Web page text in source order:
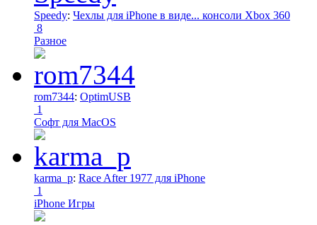
Speedy: Чехлы для iPhone в виде... консоли Xbox 360
8
Разное
rom7344: OptimUSB
1
Софт для MacOS
karma_p: Race After 1977 для iPhone
1
iPhone Игры